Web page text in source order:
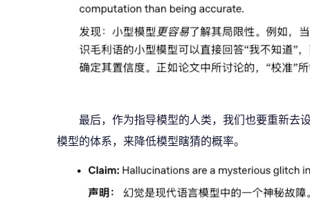
最后，作为指导模型的人类，我们也要重新去
模型的体系，来降低模型瞎猜的概率。